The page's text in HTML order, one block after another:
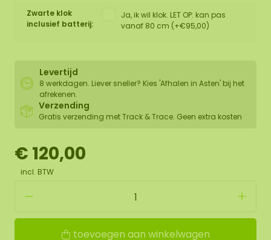
Zwarte klok
inclusief batterij:
Ja, ik wil klok. LET OP: kan pas
vanaf 80 cm (+€95,00)
Levertijd
8 werkdagen. Liever sneller? Kies 'Afhalen in Asten' bij het
afrekenen.
Verzending
Gratis verzending met Track & Trace. Geen extra kosten
€ 120,00
incl. BTW
toevoegen aan winkelwagen